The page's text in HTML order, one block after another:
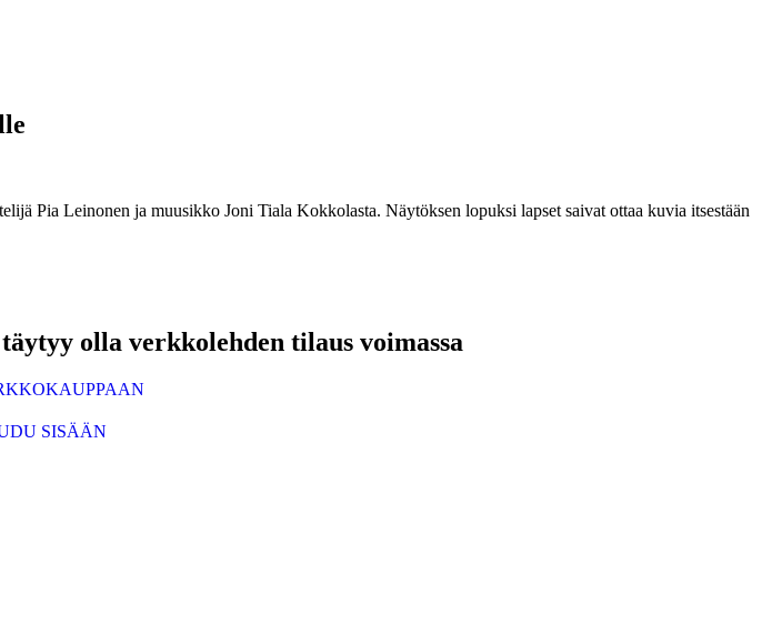
Pia Leinonen ja muusikko Joni Tiala Kokkolasta. Näytöksen lopuksi lapset saivat ottaa kuvia itsestään
olla verkkolehden tilaus voimassa
SISÄÄN